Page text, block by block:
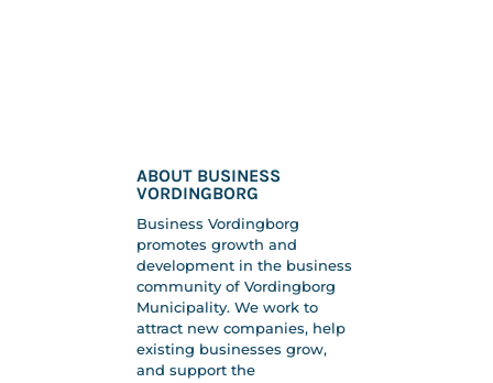
ABOUT BUSINESS
VORDINGBORG
Business Vordingborg
promotes growth and
development in the business
community of Vordingborg
Municipality. We work to
attract new companies, help
existing businesses grow,
and support the